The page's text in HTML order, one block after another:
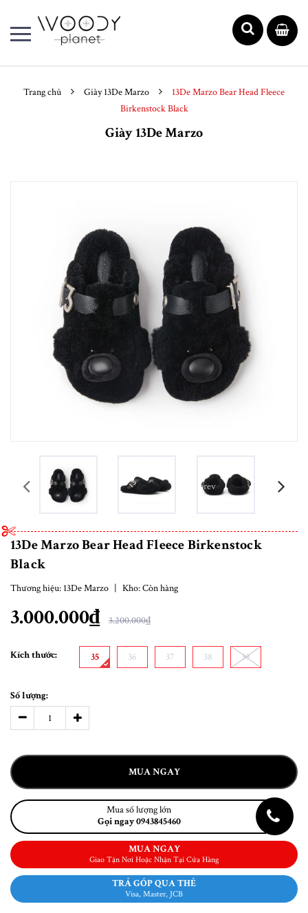
Trang chủ Giày 13De Marzo
13De Marzo Bear Head Fleece
Birkenstock Black
Giày 13De Marzo
prev
13De Marzo Bear Head Fleece Birkenstock
Black
Thương hiệu: 13De Marzo | Kho:Còn hàng
3.000.000₫ 3.200.000₫
Kích thước: 35 36 37 38 39
Số lượng:
MUA NGAY
Mua số lượng lớn
Gọi ngay 0943845460
MUA NGAY
Giao Tận Nơi Hoặc Nhận Tại Cửa Hàng
TRẢ GÓP QUA THẺ
Visa, Master, JCB